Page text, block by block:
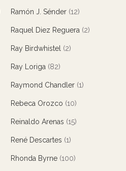
Ramón J. Sénder (12)
Raquel Diez Reguera (2)
Ray Birdwhistel (2)
Ray Loriga (82)
Raymond Chandler (1)
Rebeca Orozco (10)
Reinaldo Arenas (15)
René Descartes (1)
Rhonda Byrne (100)